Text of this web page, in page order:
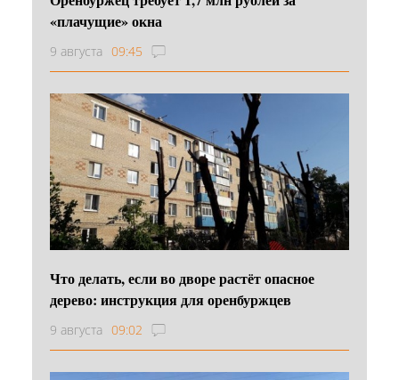
«плачущие» окна
9 августа 09:45
Что делать, если во дворе растёт опасное
дерево: инструкция для оренбуржцев
9 августа 09:02